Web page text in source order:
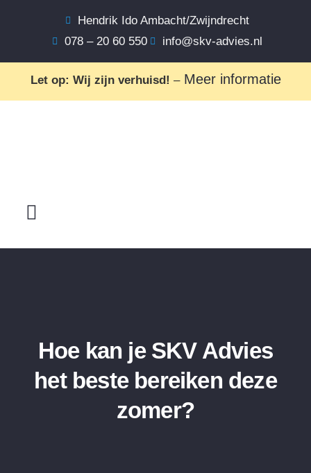
Hendrik Ido Ambacht/Zwijndrecht
078 – 20 60 550
info@skv-advies.nl
Let op: Wij zijn verhuisd! –Meer informatie
Hoe kan je SKV Advies
het beste bereiken deze
zomer?